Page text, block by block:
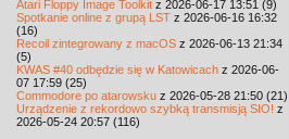
Atari Floppy Image Toolkit z 2026-06-17 13:51 (9)
Spotkanie online z grupą LST z 2026-06-16 16:32
(16)
Recoil zintegrowany z macOS z 2026-06-13 21:34
(5)
KWAS #40 odbędzie się w Katowicach z 2026-06-
07 17:59 (25)
Commodore po atarowsku z 2026-05-28 21:50 (21)
Urządzenie z rekordowo szybką transmisją SIO! z
2026-05-24 20:57 (116)